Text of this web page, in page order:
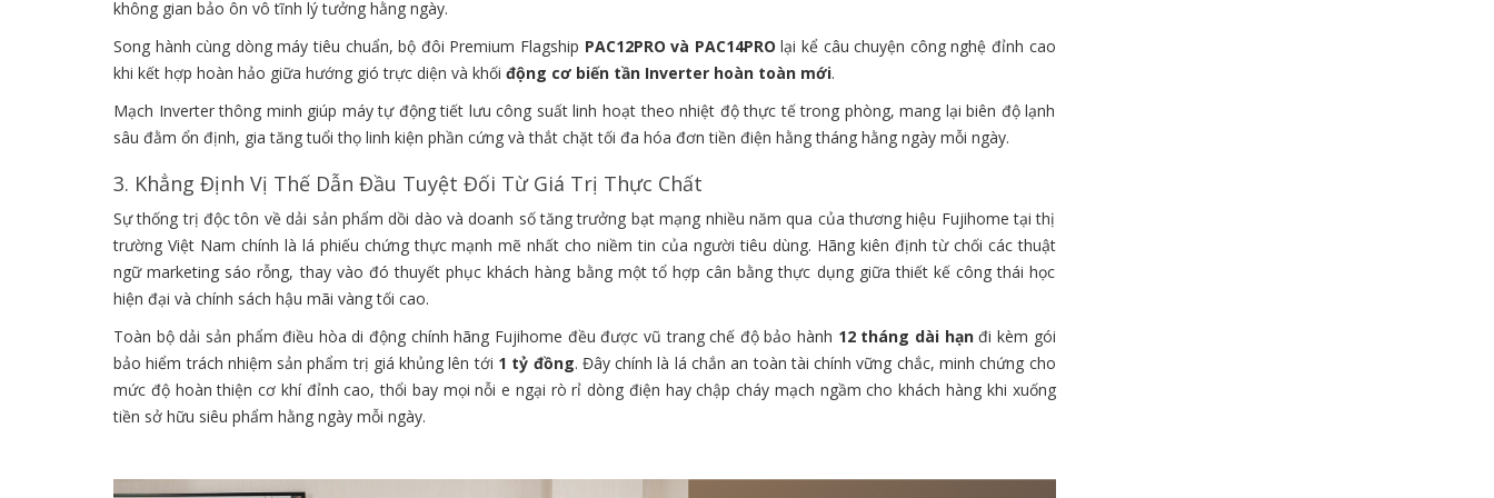
không gian bảo ôn vô tĩnh lý tưởng hằng ngày.
Song hành cùng dòng máy tiêu chuẩn, bộ đôi Premium Flagship PAC12PRO và PAC14PRO lại kể câu chuyện công nghệ đỉnh cao
khi kết hợp hoàn hảo giữa hướng gió trực diện và khối động cơ biến tần Inverter hoàn toàn mới.
Mạch Inverter thông minh giúp máy tự động tiết lưu công suất linh hoạt theo nhiệt độ thực tế trong phòng, mang lại biên độ lạnh
sâu đằm ổn định, gia tăng tuổi thọ linh kiện phần cứng và thắt chặt tối đa hóa đơn tiền điện hằng tháng hằng ngày mỗi ngày.
3. Khẳng Định Vị Thế Dẫn Đầu Tuyệt Đối Từ Giá Trị Thực Chất
Sự thống trị độc tôn về dải sản phẩm dồi dào và doanh số tăng trưởng bạt mạng nhiều năm qua của thương hiệu Fujihome tại thị
trường Việt Nam chính là lá phiếu chứng thực mạnh mẽ nhất cho niềm tin của người tiêu dùng. Hãng kiên định từ chối các thuật
ngữ marketing sáo rỗng, thay vào đó thuyết phục khách hàng bằng một tổ hợp cân bằng thực dụng giữa thiết kế công thái học
hiện đại và chính sách hậu mãi vàng tối cao.
Toàn bộ dải sản phẩm điều hòa di động chính hãng Fujihome đều được vũ trang chế độ bảo hành 12 tháng dài hạnđi kèm gói
bảo hiểm trách nhiệm sản phẩm trị giá khủng lên tới 1 tỷ đồng. Đây chính là lá chắn an toàn tài chính vững chắc, minh chứng cho
mức độ hoàn thiện cơ khí đỉnh cao, thổi bay mọi nỗi e ngại rò rỉ dòng điện hay chập cháy mạch ngầm cho khách hàng khi xuống
tiền sở hữu siêu phẩm hằng ngày mỗi ngày.